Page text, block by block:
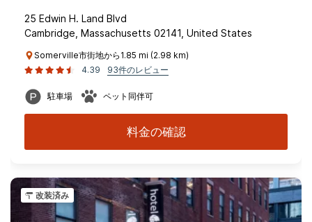
25 Edwin H. Land Blvd
Cambridge, Massachusetts 02141, United States
Somerville市街地から1.85 mi (2.98 km)
4.39
93件のレビュー
駐車場 ペット同伴可
料金の確認
改装済み